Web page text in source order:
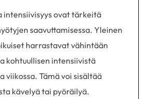
intensiivisyys ovat tärkeitä
saavuttamisessa. Yleinen
harrastavat vähintään
kohtuullisen intensiivistä
viikossa. Tämä voi sisältää
kävelyä tai pyöräilyä.